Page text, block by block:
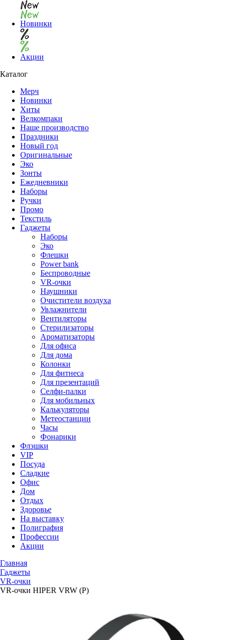
Новинки
Акции
Каталог
Мерч
Новинки
Хиты
Велкомпаки
Наше производство
Праздники
Новый год
Оригинальные
Эко
Зонты
Ежедневники
Наборы
Ручки
Промо
Текстиль
Гаджеты
Наборы
Эко
Флешки
Power bank
Беспроводные
VR-очки
Наушники
Очистители воздуха
Увлажнители
Вентиляторы
Стерилизаторы
Ароматизаторы
Для офиса
Для дома
Колонки
Для фитнеса
Для презентаций
Селфи-палки
Для мобильных
Калькуляторы
Метеостанции
Часы
Фонарики
Флэшки
VIP
Посуда
Сладкие
Офис
Дом
Отдых
Здоровье
На выставку
Полиграфия
Профессии
Акции
Главная
Гаджеты
VR-очки
VR-очки HIPER VRW (P)